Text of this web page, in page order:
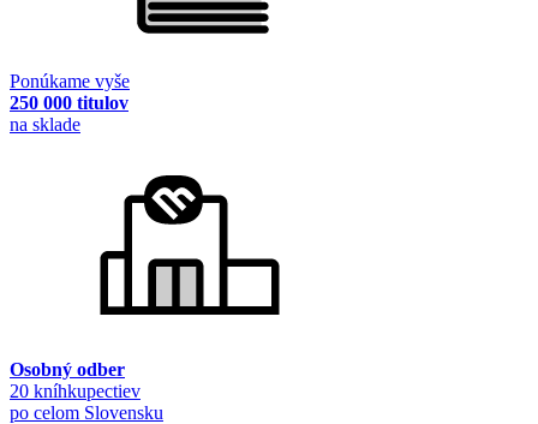
Ponúkame vyše
250 000 titulov
na sklade
Osobný odber
20 kníhkupectiev
po celom Slovensku